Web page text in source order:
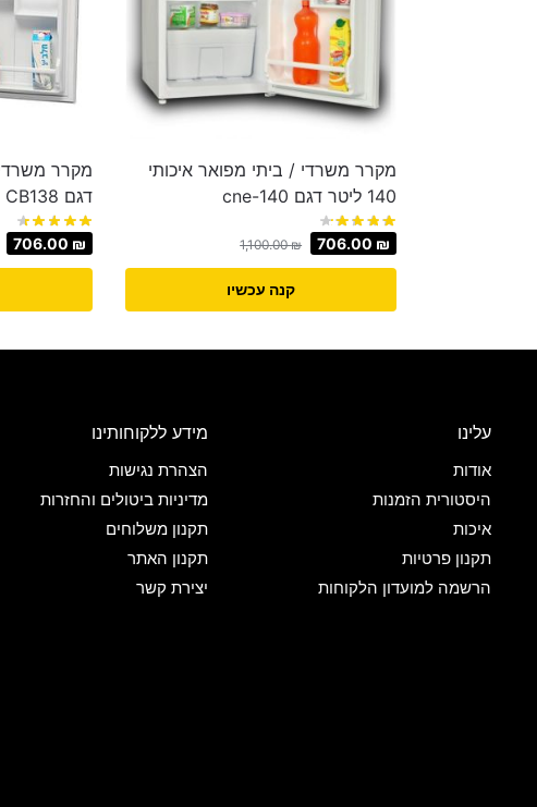
מקרר משרדי / ביתי מפואר איכותי
140 ליטר דגם cne-140
1,100.00₪ 706.00 ₪
קנה עכשיו
דגם CB138
706.00 ₪
עלינו
אודות
היסטורית הזמנות
איכות
תקנון פרטיות
הרשמה למועדון הלקוחות
מידע ללקוחותינו
הצהרת נגישות
מדיניות ביטולים והחזרות
תקנון משלוחים
תקנון האתר
יצירת קשר